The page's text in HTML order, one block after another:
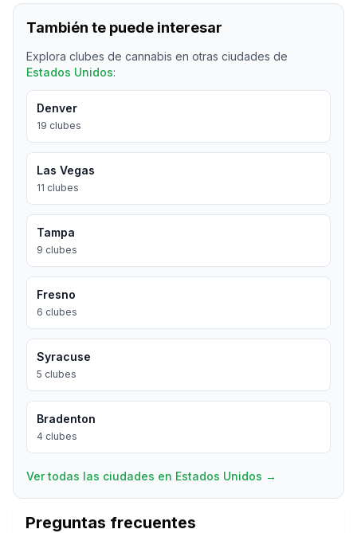
También te puede interesar
Explora clubes de cannabis en otras ciudades de
Estados Unidos:
Denver
19 clubes
Las Vegas
11 clubes
Tampa
9 clubes
Fresno
6 clubes
Syracuse
5 clubes
Bradenton
4 clubes
Ver todas las ciudades en Estados Unidos →
Preguntas frecuentes